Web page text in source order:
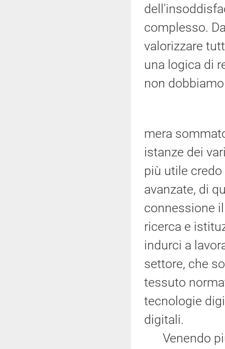
complesso.
valorizzare
una logica di
non
mera
istanze dei
più utile
avanzate, di
connessione
ricerca e
indurci a
settore, che
tessuto
tecnologie
digitali.
Venendo